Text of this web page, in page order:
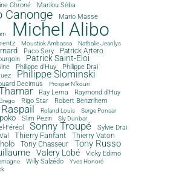
Chroné Marilou Séba
Canonge Mario Masse
Michel Alibo
Moustick Ambassa Nathalie Jeanlys
Paco Sery
Patrick Artero
Patrick Saint-Eloi
Philippe d'Huy
Philippe Drai
Philippe Slominski
Decimus Prosper N'kouri
Ray Lema Raymond d'Huy
Rigo Star Robert Benzrihem
Roland Louis Serge Ponsar
Slim Pezin Sly Dunbar
Féréol Sonny Troupé Sylvie Drai
Thierry Fanfant Thierry Vaton
Tony Chasseur
Tony Russo
Valery Lobé Vicky Edimo
Willy Salzédo
Yves Honoré